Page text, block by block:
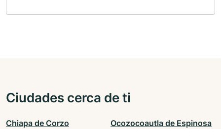
Ciudades cerca de ti
Chiapa de Corzo Ocozocoautla de Espinosa